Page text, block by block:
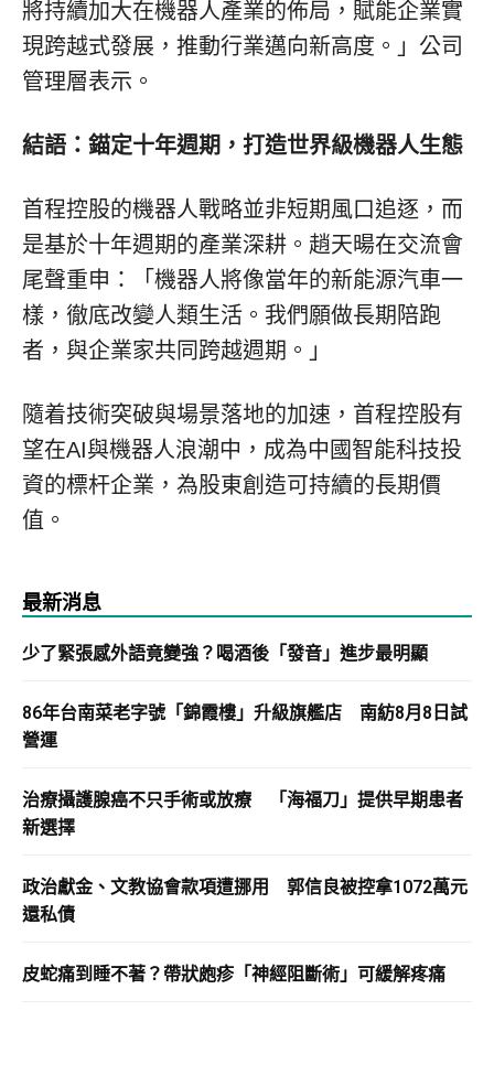
將持續加⼤在機器人產業的佈局，賦能企業實
現跨越式發展，推動⾏業邁向新⾼度。 」 公司
管理層表示。
結語：錨定十年週期，打造世界級機器人生態
首程控股的機器人戰略並非短期風口追逐，而
是基於十年週期的產業深耕。趙天暘在交流會
尾聲重申：
「 機器人將像當年的新能源汽車一
樣，徹底改變人類生活。我們願做長期陪跑
者，與企業家共同跨越週期。 」
隨着技術突破與場景落地的加速，首程控股有
望在AI與機器人浪潮中，成為中國智能科技投
資的標杆企業，為股東創造可持續的長期價
值。
最新消息
少了緊張感外語竟變強？喝酒後「發音」進步最明顯
86年台南菜老字號「錦霞樓」升級旗艦店 南紡8月8日試
營運
治療攝護腺癌不只手術或放療 「海福刀」提供早期患者
新選擇
政治獻金、文教協會款項遭挪用 郭信良被控拿1072萬元
還私債
皮蛇痛到睡不著？帶狀皰疹「神經阻斷術」可緩解疼痛